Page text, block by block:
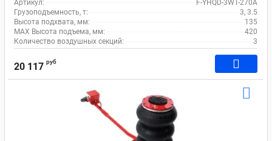
Артикул:
F-YHQD-3WT-270A
Грузоподъемность, т:
3, 3.5
Высота подхвата, мм:
135
MAX Высота подъема, мм:
420
Количество воздушных секций:
3
20 117 руб